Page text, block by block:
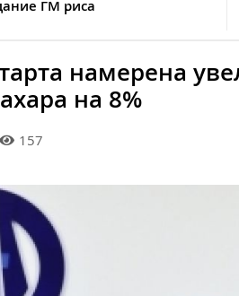
ГМ риса
намерена
на 8%
157